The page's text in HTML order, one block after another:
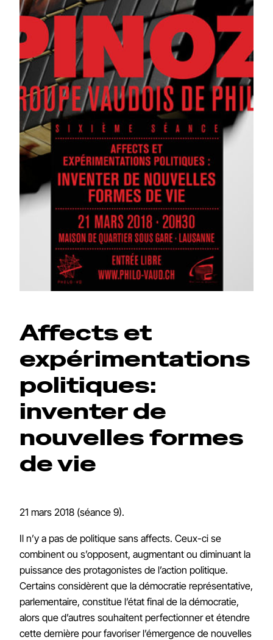
Affects et
expérimentations
politiques:
inventer de
nouvelles formes
de vie
21 mars 2018 (séance 9).
Il n’y a pas de politique sans affects. Ceux-ci se
combinent ou s’opposent, augmentant ou diminuant la
puissance des protagonistes de l’action politique.
Certains considèrent que la démocratie représentative,
parlementaire, constitue l’état final de la démocratie,
alors que d’autres souhaitent perfectionner et étendre
cette dernière pour favoriser l’émergence de nouvelles